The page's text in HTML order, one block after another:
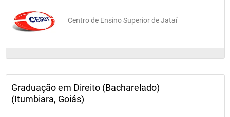
Direito Processual Civil II
QUINTO PERÍODO
Direito Administrativo II
Centro de Ensino Superior de Jataí
Graduação em Direito (Bacharelado)
(Itumbiara, Goiás)